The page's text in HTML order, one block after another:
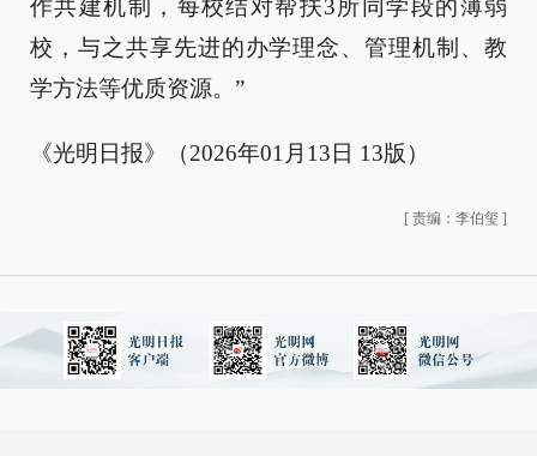
作共建机制，每校结对帮扶3所同学段的薄弱
校，与之共享先进的办学理念、管理机制、教
学方法等优质资源。”
《光明日报》（2026年01月13日 13版）
[ 责编：李伯玺 ]